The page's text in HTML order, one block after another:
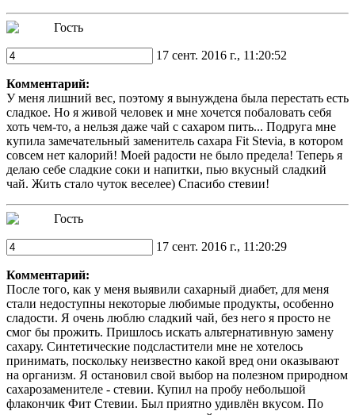
Гость
17 сент. 2016 г., 11:20:52
Комментарий:
У меня лишний вес, поэтому я вынуждена была перестать есть
сладкое. Но я живой человек и мне хочется побаловать себя
хоть чем-то, а нельзя даже чай с сахаром пить... Подруга мне
купила замечательный заменитель сахара Fit Stevia, в котором
совсем нет калорий! Моей радости не было предела! Теперь я
делаю себе сладкие соки и напитки, пью вкусный сладкий
чай. Жить стало чуток веселее) Спасибо стевии!
Гость
17 сент. 2016 г., 11:20:29
Комментарий:
После того, как у меня выявили сахарный диабет, для меня
стали недоступны некоторые любимые продукты, особенно
сладости. Я очень люблю сладкий чай, без него я просто не
смог бы прожить. Пришлось искать альтернативную замену
сахару. Синтетические подсластители мне не хотелось
принимать, поскольку неизвестно какой вред они оказывают
на организм. Я остановил свой выбор на полезном природном
сахарозаменителе - стевии. Купил на пробу небольшой
флакончик Фит Стевии. Был приятно удивлён вкусом. По